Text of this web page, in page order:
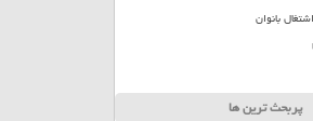
بانوان
پربحث ترین ها